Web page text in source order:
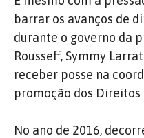
barrar os avanços de
durante o governo da
Rousseff, Symmy
receber posse na
promoção dos Direitos
No ano de 2016,